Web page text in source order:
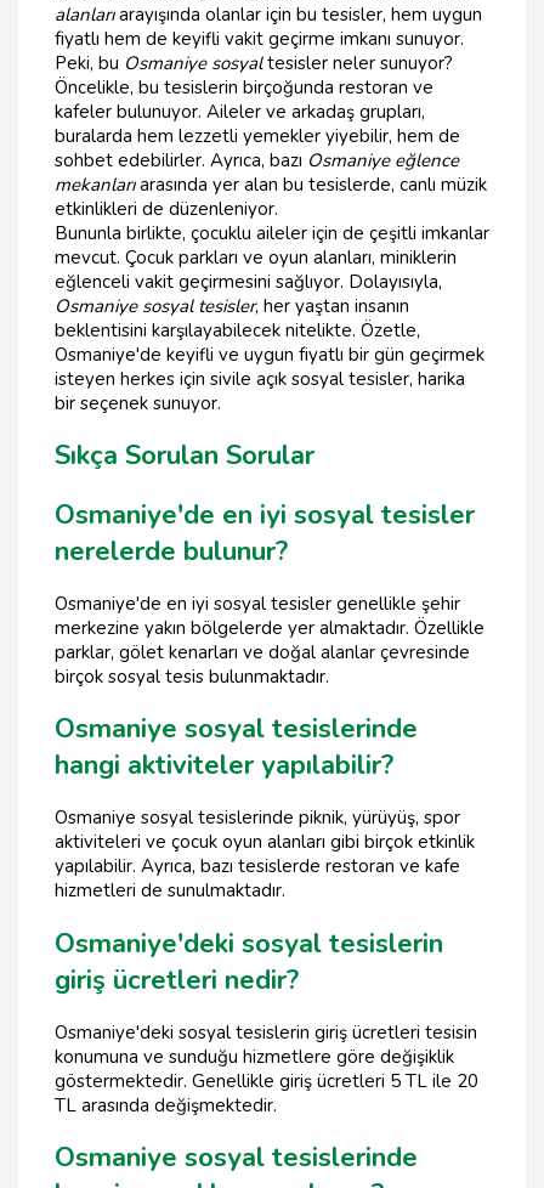
alanlarıarayışında olanlar için bu tesisler, hem uygun
fiyatlı hem de keyifli vakit geçirme imkanı sunuyor.
Peki, bu Osmaniye sosyaltesisler neler sunuyor?
Öncelikle, bu tesislerin birçoğunda restoran ve
kafeler bulunuyor. Aileler ve arkadaş grupları,
buralarda hem lezzetli yemekler yiyebilir, hem de
sohbet edebilirler. Ayrıca, bazı Osmaniye eğlence
mekanlarıarasında yer alan bu tesislerde, canlı müzik
etkinlikleri de düzenleniyor.
Bununla birlikte, çocuklu aileler için de çeşitli imkanlar
mevcut. Çocuk parkları ve oyun alanları, miniklerin
eğlenceli vakit geçirmesini sağlıyor. Dolayısıyla,
Osmaniye sosyal tesisler, her yaştan insanın
beklentisini karşılayabilecek nitelikte. Özetle,
Osmaniye'de keyifli ve uygun fiyatlı bir gün geçirmek
isteyen herkes için sivile açık sosyal tesisler, harika
bir seçenek sunuyor.
Sıkça Sorulan Sorular
Osmaniye'de en iyi sosyal tesisler
nerelerde bulunur?
Osmaniye'de en iyi sosyal tesisler genellikle şehir
merkezine yakın bölgelerde yer almaktadır. Özellikle
parklar, gölet kenarları ve doğal alanlar çevresinde
birçok sosyal tesis bulunmaktadır.
Osmaniye sosyal tesislerinde
hangi aktiviteler yapılabilir?
Osmaniye sosyal tesislerinde piknik, yürüyüş, spor
aktiviteleri ve çocuk oyun alanları gibi birçok etkinlik
yapılabilir. Ayrıca, bazı tesislerde restoran ve kafe
hizmetleri de sunulmaktadır.
Osmaniye'deki sosyal tesislerin
giriş ücretleri nedir?
Osmaniye'deki sosyal tesislerin giriş ücretleri tesisin
konumuna ve sunduğu hizmetlere göre değişiklik
göstermektedir. Genellikle giriş ücretleri 5 TL ile 20
TL arasında değişmektedir.
Osmaniye sosyal tesislerinde